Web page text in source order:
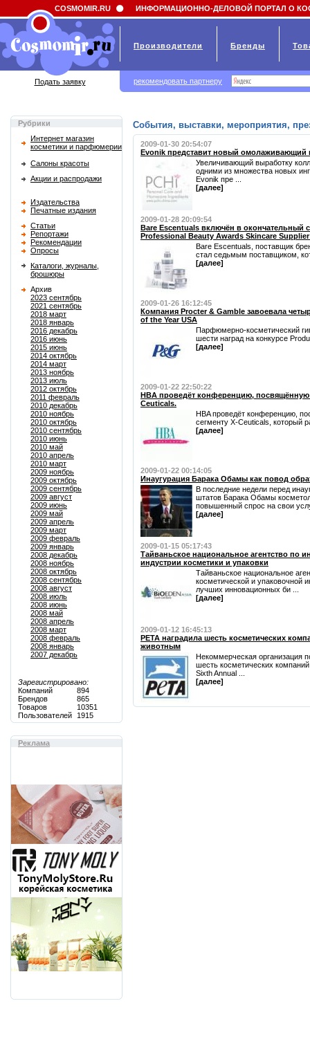
Field 'news_title' doesn't have a default value
Рубрики
Интернет магазин
косметики и парфюмерии
Салоны красоты
Акции и распродажи
Издательства
Печатные издания
Статьи
Репортажи
Рекомендации
Опросы
Каталоги, журналы,
брошюры
Архив
2023 сентябрь
2021 сентябрь
2018 март
2018 январь
2016 декабрь
2016 июнь
2015 июнь
2014 октябрь
2014 март
2013 ноябрь
2013 июль
2012 октябрь
2011 февраль
2010 декабрь
2010 ноябрь
2010 октябрь
2010 сентябрь
2010 июнь
2010 май
2010 апрель
2010 март
2009 ноябрь
2009 октябрь
2009 сентябрь
2009 август
2009 июнь
2009 май
2009 апрель
2009 март
2009 февраль
2009 январь
2008 декабрь
2008 ноябрь
2008 октябрь
2008 сентябрь
2008 август
2008 июль
2008 июнь
2008 май
2008 апрель
2008 март
2008 февраль
2008 январь
2007 декабрь
Зарегистрировано:
Компаний
894
Брендов
865
Товаров
10351
Пользователей
1915
Реклама
События, выставки, мероприятия,
2009-01-30 20:54:07
Evonik представит новый омолаживающий
Увеличивающий выработку
одними из множества новых
Evonik пре ...
[далее]
2009-01-28 20:09:54
Bare Escentuals включён в окончательный
Professional Beauty Awards Skincare Supplier
Bare Escentuals, поставщик
стал седьмым поставщиком,
[далее]
2009-01-26 16:12:45
Компания Procter & Gamble завоевала
of the Year USA
Парфюмерно-косметический
шести наград на конкурсе
[далее]
2009-01-22 22:50:22
HBA проведёт конференцию,
Ceuticals.
HBA проведёт конференцию,
сегменту X-Ceuticals, который
[далее]
2009-01-22 00:14:05
Инаугурация Барака Обамы как повод
В последние недели перед
штатов Барака Обамы
повышенный спрос на свои
[далее]
2009-01-15 05:17:43
Тайваньское национальное агентство по
индустрии косметики и упаковки
Тайваньское национальное
косметической и упаковочной
лучших инновационных би ...
[далее]
2009-01-12 16:45:13
PETA наградила шесть косметических
животным
Некоммерческая организация
шесть косметических
Sixth Annual ...
[далее]
COSMOMIR.RU ИНФОРМАЦИОННО-ДЕЛОВОЙ ПОРТАЛ О
Производители Бренды
Подать заявку рекомендовать партнеру